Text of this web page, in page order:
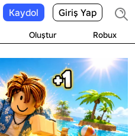
Oluştur Robux
Kaydol Giriş Yap